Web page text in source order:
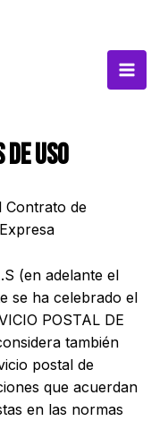
Menu
uso
Contrato de
(en adelante el
se ha celebrado el
POSTAL DE
también
postal de
que acuerdan
en las normas